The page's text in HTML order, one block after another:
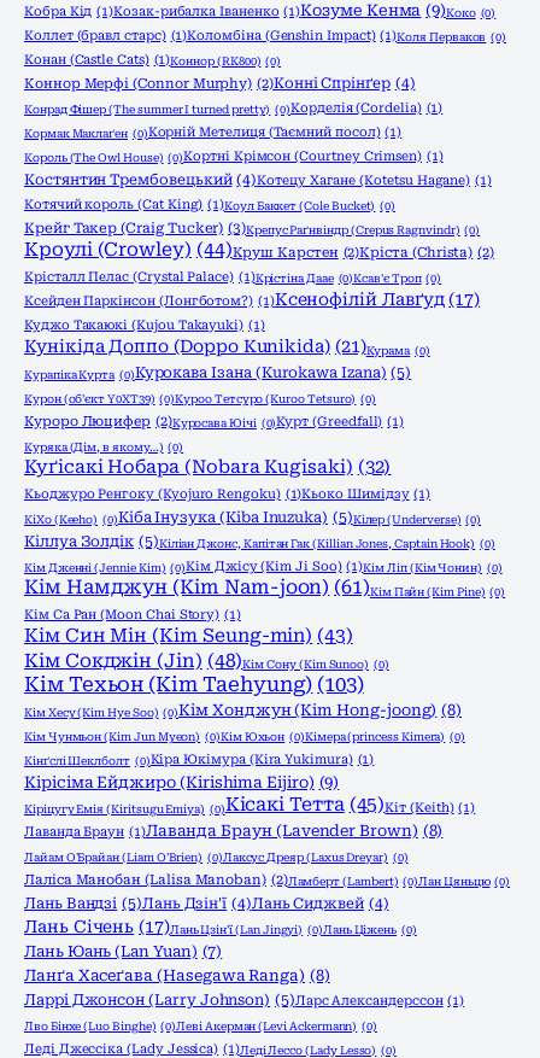
Кобра Кід (1)Козак-рибалка Іваненко (1)Козуме Кенма (9)Коко (0)
Коллет (бравл старс) (1)Коломбіна (Genshin Impact) (1)Коля Перваков (0)
Конан (Castle Cats) (1)Коннор (RK800) (0)
Коннор Мерфі (Connor Murphy) (2)Конні Спрінґер (4)
Конрад Фішер (The summer I turned pretty) (0)Корделія (Cordelia) (1)
Кормак Маклаґен (0)Корній Метелиця (Таємний посол) (1)
Король (The Owl House) (0)Кортні Крімсон (Courtney Crimsen) (1)
Костянтин Трембовецький (4)Котецу Хагане (Kotetsu Hagane) (1)
Котячий король (Cat King) (1)Коул Баккет (Cole Bucket) (0)
Крейг Такер (Craig Tucker) (3)Крепус Раґнвіндр (Crepus Ragnvindr) (0)
Кроулі (Crowley) (44)Круш Карстен (2)Кріста (Christa) (2)
Крісталл Пелас (Crystal Palace) (1)Крістіна Даае (0)Ксав'є Троп (0)
Ксейден Паркінсон (Лонгботом?) (1)Ксенофілій Лавґуд (17)
Куджо Такаюкі (Kujou Takayuki) (1)
Кунікіда Доппо (Doppo Kunikida) (21)Курама (0)
Курапіка Курта (0)Курокава Ізана (Kurokawa Izana) (5)
Курон (об'єкт Y0XT39) (0)Куроо Тетсуро (Kuroo Tetsuro) (0)
Куроро Люцифер (2)Куросава Юічі (0)Курт (Greedfall) (1)
Куряка (Дім, в якому…) (0)
Куґісакі Нобара (Nobara Kugisaki) (32)
Кьоджуро Ренгоку (Kyojuro Rengoku) (1)Кьоко Шимідзу (1)
КіХо (Keeho) (0)Кіба Інузука (Kiba Inuzuka) (5)Кілер (Underverse) (0)
Кіллуа Золдік (5)Кіліан Джонс, Капітан Гак (Killian Jones, Captain Hook) (0)
Кім Дженні (Jennie Kim) (0)Кім Джісу (Kim Ji Soo) (1)Кім Ліп (Кім Чонин) (0)
Кім Намджун (Kim Nam-joon) (61)Кім Пайн (Kim Pine) (0)
Кім Са Ран (Moon Chai Story) (1)
Кім Син Мін (Kim Seung-min) (43)
Кім Сокджін (Jin) (48)Кім Сону (Kim Sunoo) (0)
Кім Техьон (Kim Taehyung) (103)
Кім Хесу (Kim Hye Soo) (0)Кім Хонджун (Kim Hong-joong) (8)
Кім Чунмьон (Kim Jun Myeon) (0)Кім Юхьон (0)Кімера (princess Kimera) (0)
Кінґслі Шеклболт (0)Кіра Юкімура (Kira Yukimura) (1)
Кірісіма Ейджиро (Kirishima Eijiro) (9)
Кіріцугу Емія (Kiritsugu Emiya) (0)Кісакі Тетта (45)Кіт (Keith) (1)
Лаванда Браун (1)Лаванда Браун (Lavender Brown) (8)
Лайам О'Брайан (Liam O'Brien) (0)Лаксус Дреяр (Laxus Dreyar) (0)
Лаліса Манобан (Lalisa Manoban) (2)Ламберт (Lambert) (0)Лан Цяньцю (0)
Лань Вандзі (5)Лань Дзін'ї (4)Лань Сиджвей (4)
Лань Січень (17)Лань Цзін'ї (Lan Jingyi) (0)Лань Ціжень (0)
Лань Юань (Lan Yuan) (7)
Ланґа Хасеґава (Hasegawa Ranga) (8)
Ларрі Джонсон (Larry Johnson) (5)Ларс Александерссон (1)
Лво Бінхе (Luo Binghe) (0)Леві Акерман (Levi Ackermann) (0)
Леді Джессіка (Lady Jessica) (1)Леді Лессо (Lady Lesso) (0)